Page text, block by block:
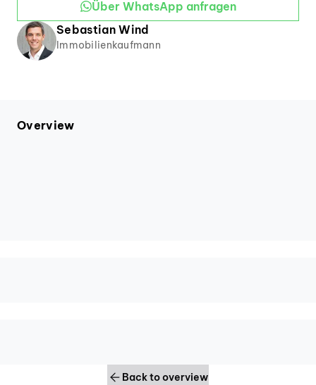
der Räumlichkeiten auf sich wirken!
Über WhatsApp anfragen
Sebastian Wind
Immobilienkaufmann
Overview
Back to overview